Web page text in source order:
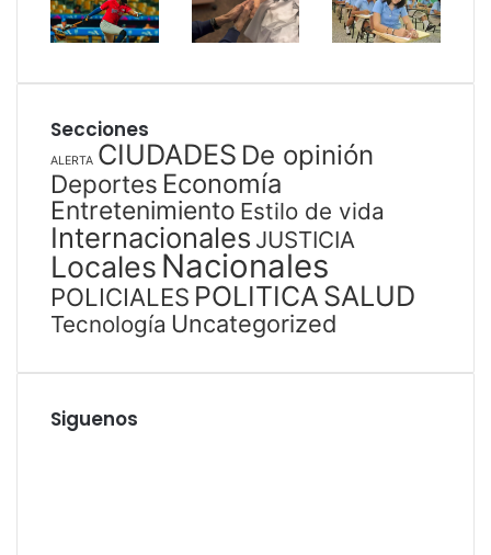
Secciones
ALERTA CIUDADES De opinión
Deportes Economía
Entretenimiento Estilo de vida
Internacionales JUSTICIA
Locales Nacionales
POLICIALES POLITICA SALUD
Tecnología Uncategorized
Siguenos